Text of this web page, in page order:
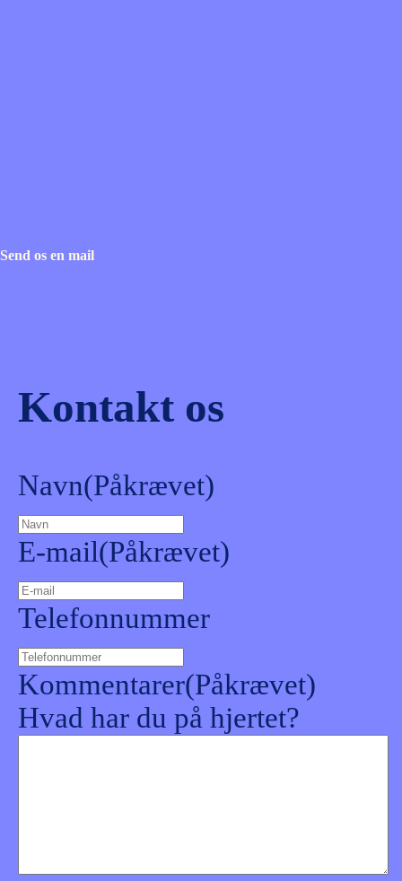
Send os en mail
Kontakt os
Navn(Påkrævet)
E-mail(Påkrævet)
Telefonnummer
Kommentarer(Påkrævet)
Hvad har du på hjertet?